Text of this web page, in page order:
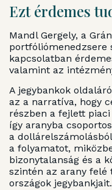
Ezt érdemes
Mandl Gergely, a
portfóliómenedzsere
kapcsolatban
valamint az
A jegybankok
az a narratíva, hogy
részben a fejlett
így aranyba
a
a folyamatot,
bizonytalanság és a
szintén az arany felé
országok jegybankjait.